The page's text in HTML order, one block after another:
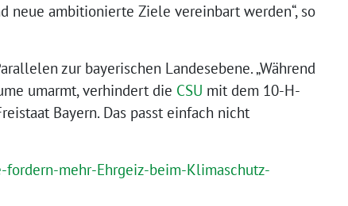
neue ambitionierte Ziele vereinbart werden“, so
zur bayerischen Landesebene. „Während
umarmt, verhindert die CSU mit dem 10-H-
Bayern. Das passt einfach nicht
mehr-Ehrgeiz-beim-Klimaschutz-